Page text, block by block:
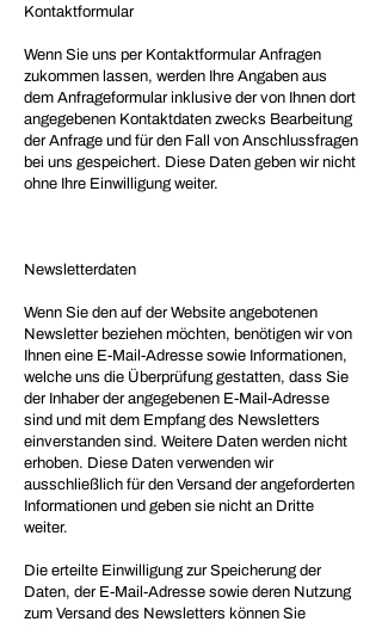
Kontaktformular
Wenn Sie uns per Kontaktformular Anfragen
zukommen lassen, werden Ihre Angaben aus
dem Anfrageformular inklusive der von Ihnen dort
angegebenen Kontaktdaten zwecks Bearbeitung
der Anfrage und für den Fall von Anschlussfragen
bei uns gespeichert. Diese Daten geben wir nicht
ohne Ihre Einwilligung weiter.
Newsletterdaten
Wenn Sie den auf der Website angebotenen
Newsletter beziehen möchten, benötigen wir von
Ihnen eine E-Mail-Adresse sowie Informationen,
welche uns die Überprüfung gestatten, dass Sie
der Inhaber der angegebenen E-Mail-Adresse
sind und mit dem Empfang des Newsletters
einverstanden sind. Weitere Daten werden nicht
erhoben. Diese Daten verwenden wir
ausschließlich für den Versand der angeforderten
Informationen und geben sie nicht an Dritte
weiter.
Die erteilte Einwilligung zur Speicherung der
Daten, der E-Mail-Adresse sowie deren Nutzung
zum Versand des Newsletters können Sie